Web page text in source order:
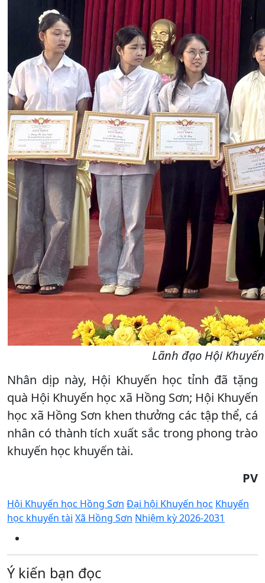
Lãnh đạo Hội
Nhân dịp này, Hội Khuyến học tỉnh đã tặng
quà Hội Khuyến học xã Hồng Sơn; Hội Khuyến
học xã Hồng Sơn khen thưởng các tập thể, cá
nhân có thành tích xuất sắc trong phong trào
khuyến học khuyến tài.
PV
Hội Khuyến học Hồng Sơn Đại hội Khuyến học Khuyến
học khuyến tài Xã Hồng Sơn Nhiệm kỳ 2026-2031
Ý kiến bạn đọc